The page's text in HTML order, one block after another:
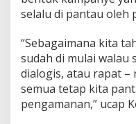
selalu di pantau oleh
“Sebagaimana kita
sudah di mulai walau
dialogis, atau rapat
semua tetap kita
pengamanan,” ucap